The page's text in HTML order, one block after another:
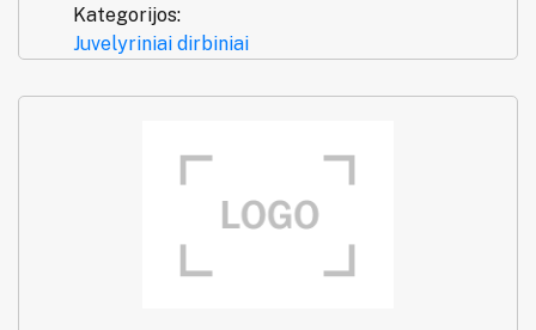
Kategorijos:
Juvelyriniai dirbiniai